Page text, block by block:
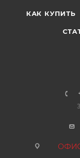
КАК КУПИТЬ